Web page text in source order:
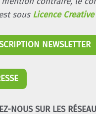
sous Licence
NEWSLETTER
NOUS SUR LES